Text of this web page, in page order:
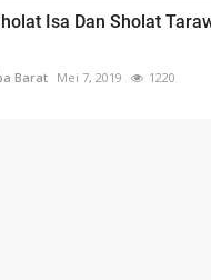
Isa Dan Sholat
Barat Mei 7, 2019 1220